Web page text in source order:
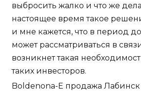
выбросить жалко и что же
настоящее время такое
и мне кажется, что в период
может рассматриваться в
возникнет такая
таких инвесторов.
Boldenona-E продажа Лабинск